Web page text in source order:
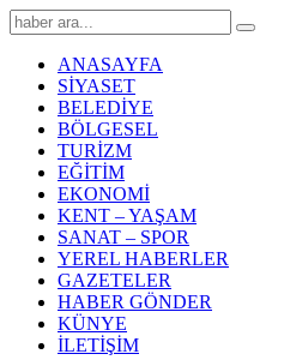
ANASAYFA
SİYASET
BELEDİYE
BÖLGESEL
TURİZM
EĞİTİM
EKONOMİ
KENT – YAŞAM
SANAT – SPOR
YEREL HABERLER
GAZETELER
HABER GÖNDER
KÜNYE
İLETİŞİM